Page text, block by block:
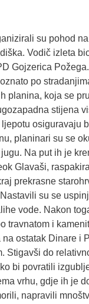
su pohod
Vodič izleta
Gojzerica
po
planina, koja se
stijena
osiguravaju
planinari su se
Na put ih je
Glavaši,
prekrasne
su se
vode. Nakon
travnatom i
ostatak Dinare i
Stigavši do
bi povratili
vrhu, gdje ih je
napravili